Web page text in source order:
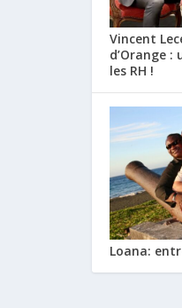
Vincent
d’Orange :
les RH !
Loana: